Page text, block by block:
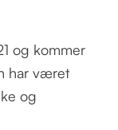
og kommer
har været
og